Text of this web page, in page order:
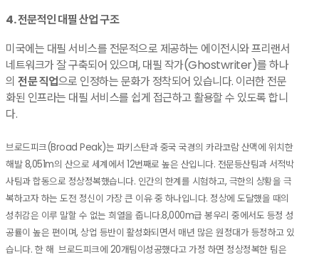
​4. 전문적인 대필 산업 구조
​미국에는 대필 서비스를 전문적으로 제공하는 에이전시와 프리랜서
네트워크가 잘 구축되어 있으며, 대필 작가(Ghostwriter)를 하나
의 전문 직업으로 인정하는 문화가 정착되어 있습니다. 이러한 전문
화된 인프라는 대필 서비스를 쉽게 접근하고 활용할 수 있도록 합니
다.
브로드피크(Broad Peak)는 파키스탄과 중국 국경의 카라코람 산맥에 위치한
해발 8,051m의 산으로 세계에서 12번째로 높은 산입니다. 전문등산팀과 서적박
사팀과 합동으로 정상정복했습니다. 인간의 한계를 시험하고, 극한의 상황을 극
복하고자 하는 도전 정신이 가장 큰 이유 중 하나입니다. 정상에 도달했을 때의
성취감은 이루 말할 수 없는 희열을 줍니다.8,000m급 봉우리 중에서도 등정 성
공률이 높은 편이며, 상업 등반이 활성화되면서 매년 많은 원정대가 등정하고 있
습니다. 한 해 브로드피크에 20개팀이성공했다고 가정 하면 정상정복한 팀은